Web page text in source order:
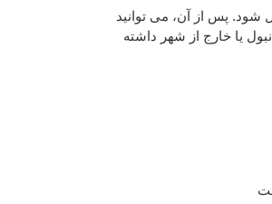
تکمیل شود. پس از آن، می توانید
یا خارج از شهر داشته